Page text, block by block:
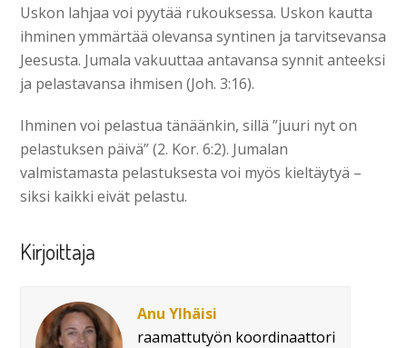
Uskon lahjaa voi pyytää rukouksessa. Uskon kautta
ihminen ymmärtää olevansa syntinen ja tarvitsevansa
Jeesusta. Jumala vakuuttaa antavansa synnit anteeksi
ja pelastavansa ihmisen (Joh. 3:16).
Ihminen voi pelastua tänäänkin, sillä ”juuri nyt on
pelastuksen päivä” (2. Kor. 6:2). Jumalan
valmistamasta pelastuksesta voi myös kieltäytyä –
siksi kaikki eivät pelastu.
Kirjoittaja
Anu Ylhäisi
raamattutyön koordinaattori